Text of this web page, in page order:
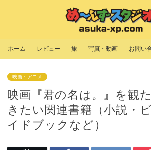
ホーム レビュー 旅 写真・動画 お問い
映画・アニメ
映画『君の名は。』を観
きたい関連書籍（小説・
イドブックなど）